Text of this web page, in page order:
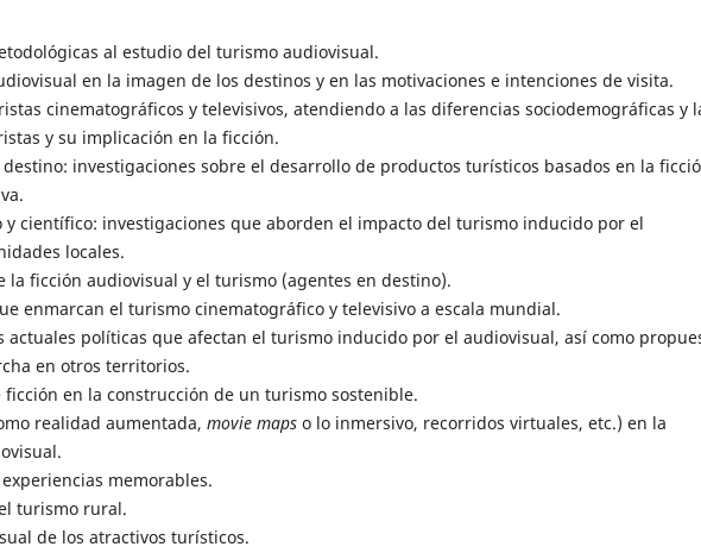
al estudio del turismo audiovisual.
en la imagen de los destinos y en las motivaciones e intenciones de visita.
cinematográficos y televisivos, atendiendo a las diferencias sociodemográficas y
y su implicación en la ficción.
investigaciones sobre el desarrollo de productos turísticos basados en la
y científico: investigaciones que aborden el impacto del turismo inducido por el
locales.
la ficción audiovisual y el turismo (agentes en destino).
enmarcan el turismo cinematográfico y televisivo a escala mundial.
actuales políticas que afectan el turismo inducido por el audiovisual, así como
en otros territorios.
en la construcción de un turismo sostenible.
realidad aumentada, movie maps o lo inmersivo, recorridos virtuales, etc.) en la
memorables.
turismo rural.
de los atractivos turísticos.